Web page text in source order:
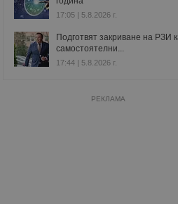
17:05 | 5.8.2026 г.
Подготвят закриване на РЗИ
самостоятелни...
17:44 | 5.8.2026 г.
РЕКЛАМА